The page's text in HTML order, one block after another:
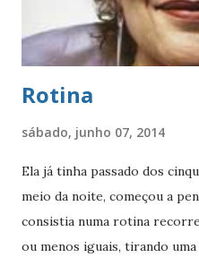
Lembram-se quando a
horas da noite? Até que
Rotina
sábado, junho 07, 2014
Ela já tinha passado dos
meio da noite, começou a
consistia numa rotina
ou menos iguais, tirando